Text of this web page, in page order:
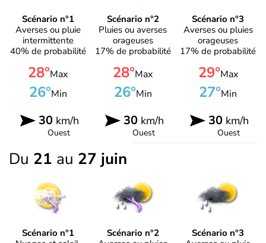
Scénario n°1
Averses ou pluie
intermittente
40% de probabilité
28°Max
26°Min
30km/h
Ouest
Scénario n°2
Pluies ou averses
orageuses
17% de probabilité
28°Max
26°Min
30km/h
Ouest
Scénario n°3
Averses ou pluies
orageuses
17% de probabilité
29°Max
27°Min
30 km/h
Ouest
Du 21 au 27 juin
Scénario n°1
Scénario n°2
Scénario n°3